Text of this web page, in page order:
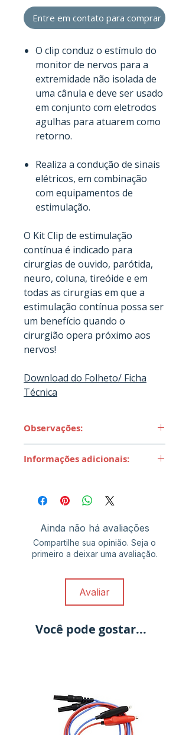
Entre em contato para comprar
O clip conduz o estímulo do
monitor de nervos para a
extremidade não isolada de
uma cânula e deve ser usado
em conjunto com eletrodos
agulhas para atuarem como
retorno.
Realiza a condução de sinais
elétricos, em combinação
com equipamentos de
estimulação.
O Kit Clip de estimulação
contínua é indicado para
cirurgias de ouvido, parótida,
neuro, coluna, tireóide e em
todas as cirurgias em que a
estimulação contínua possa ser
um benefício quando o
cirurgião opera próximo aos
nervos!
Download do Folheto/ Ficha
Técnica
Observações:
estimulação.
esterilizado.
Informações adicionais:
Ainda não há avaliações
Compartilhe sua opinião. Seja o
primeiro a deixar uma avaliação.
Avaliar
Você pode gostar...